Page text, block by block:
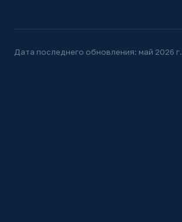
Дата последнего обновления: май 2026 г.